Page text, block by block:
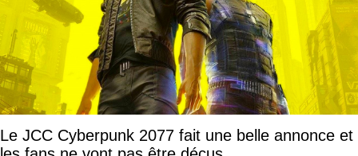
Le JCC Cyberpunk 2077 fait une belle annonce et